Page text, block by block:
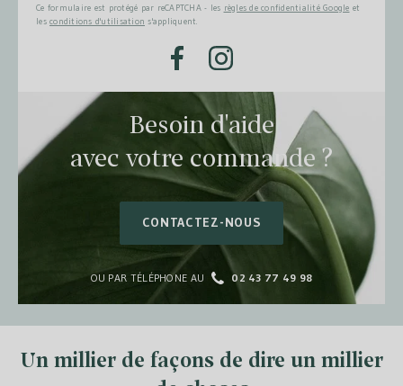
Ce formulaire est protégé par reCAPTCHA - les règles de confidentialité Google et
les conditions d'utilisation s'appliquent.
FacebookInstagram
Besoin d'aide
avec votre commande ?
CONTACTEZ-NOUS
OU PAR TÉLÉPHONE AU 02 43 77 49 98
Un millier de façons de dire un millier